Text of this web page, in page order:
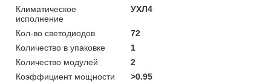
Климатическое
исполнение
УХЛ4
Кол-во светодиодов
72
Количество в упаковке
1
Количество модулей
2
Коэффициент мощности
>0.95